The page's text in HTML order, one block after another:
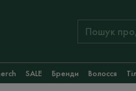
SALE Бренди Волосся